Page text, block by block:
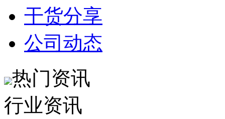
干货分享
公司动态
热门资讯
行业资讯